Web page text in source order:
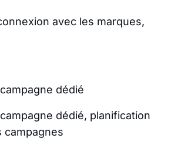
avec les marques,
dédié
dédié, planification
campagnes